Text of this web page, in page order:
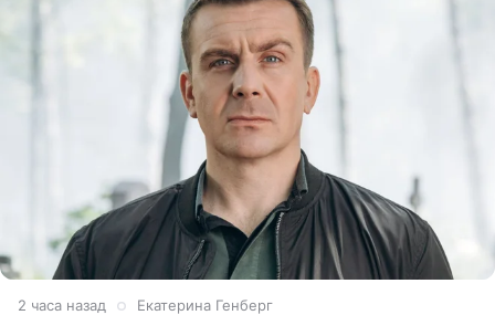
2 часа назад Екатерина Генберг